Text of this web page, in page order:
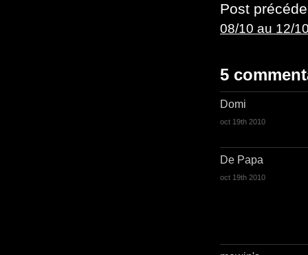
Post
08/10 au 12/
5
Domi
oct 19th 2010
De Papa
oct 19th 2010